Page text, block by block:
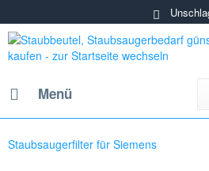
Unschlagbare
Menü
Staubsaugerfilter für Siemens